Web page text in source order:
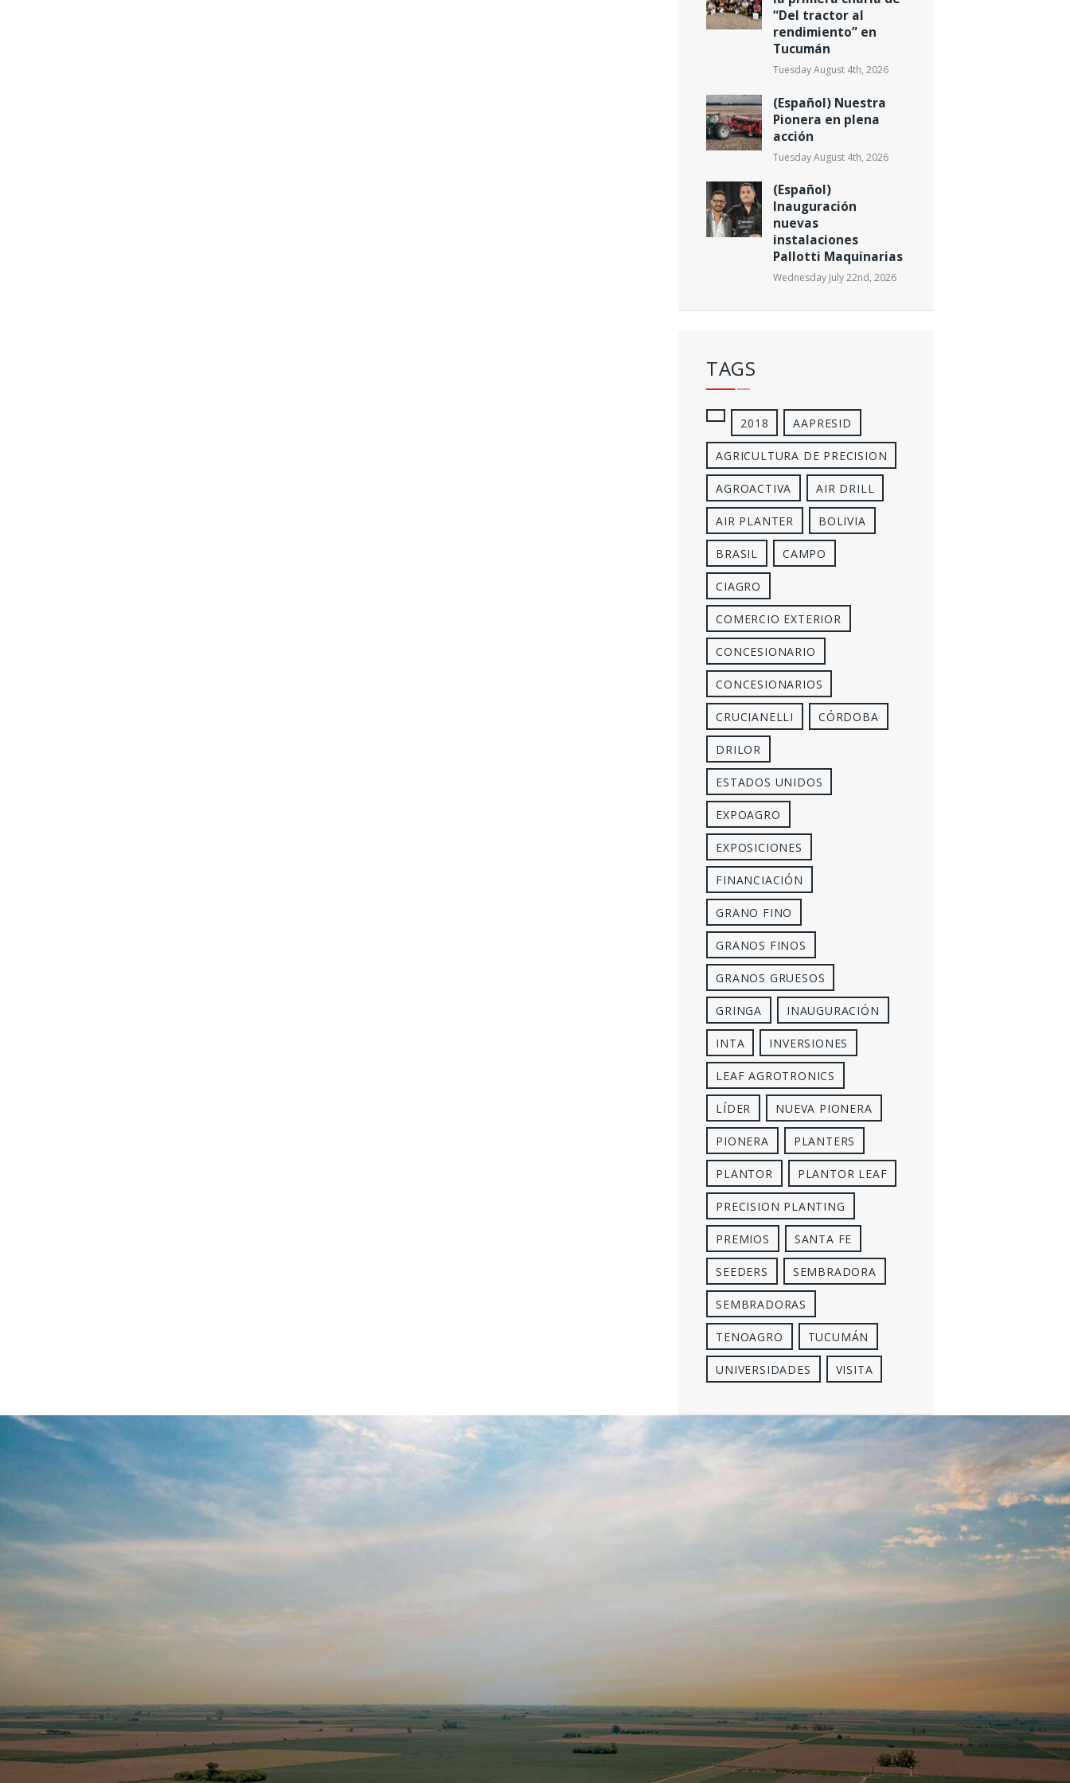
“Del tractor al
rendimiento” en
Tucumán
Tuesday August 4th, 2026
(Español) Nuestra
Pionera en plena
acción
Tuesday August 4th, 2026
(Español)
Inauguración
nuevas
instalaciones
Pallotti Maquinarias
Wednesday July 22nd, 2026
TAGS
2018 AAPRESID
AGRICULTURA DE PRECISION
AGROACTIVA AIR DRILL
AIR PLANTER BOLIVIA
BRASIL CAMPO
CIAGRO
COMERCIO EXTERIOR
CONCESIONARIO
CONCESIONARIOS
CRUCIANELLI CÓRDOBA
DRILOR
ESTADOS UNIDOS
EXPOAGRO
EXPOSICIONES
FINANCIACIÓN
GRANO FINO
GRANOS FINOS
GRANOS GRUESOS
GRINGA INAUGURACIÓN
INTA INVERSIONES
LEAF AGROTRONICS
LÍDER NUEVA PIONERA
PIONERA PLANTERS
PLANTOR PLANTOR LEAF
PRECISION PLANTING
PREMIOS SANTA FE
SEEDERS SEMBRADORA
SEMBRADORAS
TENOAGRO TUCUMÁN
UNIVERSIDADES VISITA